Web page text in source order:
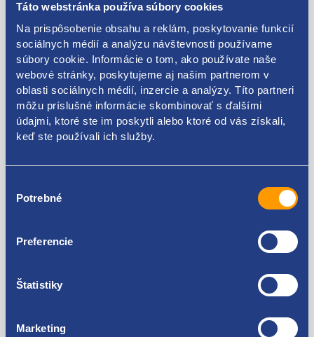
Táto webstránka používa súbory cookies
Na prispôsobenie obsahu a reklám, poskytovanie funkcií
sociálnych médií a analýzu návštevnosti používame
súbory cookie. Informácie o tom, ako používate naše
webové stránky, poskytujeme aj našim partnerom v
oblasti sociálnych médií, inzercie a analýzy. Títo partneri
môžu príslušné informácie skombinovať s ďalšími
údajmi, ktoré ste im poskytli alebo ktoré od vás získali,
keď ste používali ich služby.
súhlasu
Potrebné
Preferencie
Štatistiky
Marketing
strana: pravá
umiestnenie: predné
VAG originál: 3B1837016T 3B1837016BQ 3B1837016CC
7E1837016A
3B1837016T 3B1837016BQ 3B1837016CC 7E1837016A
Volkswagen Polo (9N) 2001 - 2008
Seat Ibiza III 2002 - 2009